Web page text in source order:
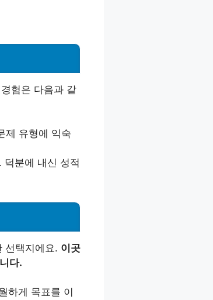
험은 다음과 같
제 유형에 익숙
덕분에 내신 성적
선택지에요. 이곳
다.
하게 목표를 이